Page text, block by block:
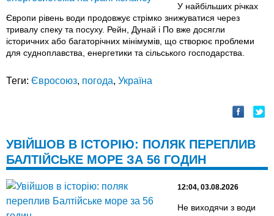
У найбільших річках
Європи рівень води продовжує стрімко знижуватися через
тривалу спеку та посуху. Рейн, Дунай і По вже досягли
історичних або багаторічних мінімумів, що створює проблеми
для судноплавства, енергетики та сільського господарства.
Теги: Євросоюз, погода, Україна
УВІЙШОВ В ІСТОРІЮ: ПОЛЯК ПЕРЕПЛИВ
БАЛТІЙСЬКЕ МОРЕ ЗА 56 ГОДИН
12:04, 03.08.2026
Не виходячи з води